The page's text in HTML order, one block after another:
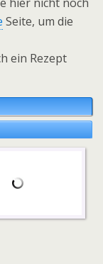
Seite, um die
ein Rezept